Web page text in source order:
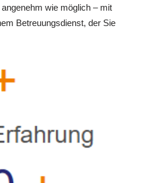
wie möglich – mit
Betreuungsdienst, der Sie